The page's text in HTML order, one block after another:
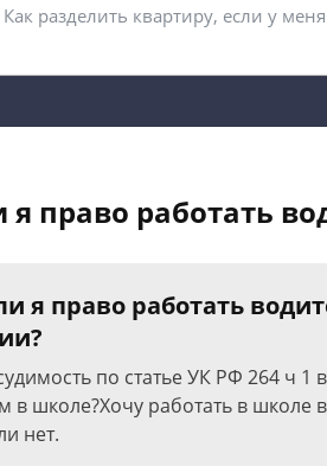
право работать
я право работать
по статье УК РФ 264 ч 1
в школе?Хочу работать в школе
нет.